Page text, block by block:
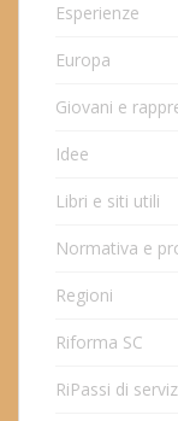
Esperienze
Europa
Giovani e
Idee
Libri e siti utili
Normativa e
Regioni
Riforma SC
RiPassi di